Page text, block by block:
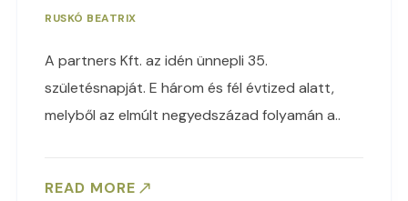
RUSKÓ BEATRIX
A partners Kft. az idén ünnepli 35.
születésnapját. E három és fél évtized alatt,
melyből az elmúlt negyedszázad folyamán a..
READ MORE